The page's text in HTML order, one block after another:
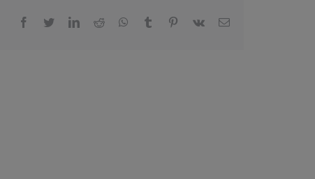
facebooktwitterlinkedinreddit whatsapp
tumblr pinterest
vk Email